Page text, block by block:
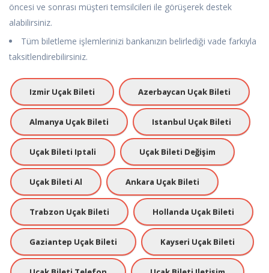
öncesi ve sonrası müşteri temsilcileri ile görüşerek destek
alabilirsiniz.
Tüm biletleme işlemlerinizi bankanızın belirlediği vade farkıyla
taksitlendirebilirsiniz.
Izmir Uçak Bileti Azerbaycan Uçak Bileti
Almanya Uçak Bileti Istanbul Uçak Bileti
Uçak Bileti Iptali Uçak Bileti Değişim
Uçak Bileti Al Ankara Uçak Bileti
Trabzon Uçak Bileti Hollanda Uçak Bileti
Gaziantep Uçak Bileti Kayseri Uçak Bileti